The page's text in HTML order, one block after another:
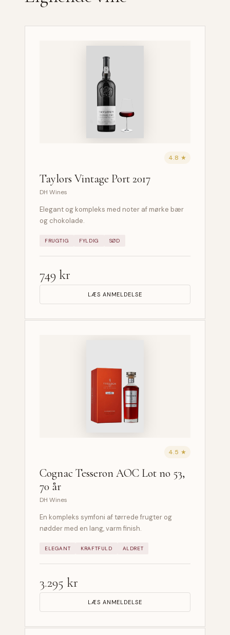
4.8 ★
Taylors Vintage Port 2017
DH Wines
Elegant og kompleks med noter af mørke bær
og chokolade.
FRUGTIG FYLDIG SØD
749 kr
LÆS ANMELDELSE
4.5 ★
Cognac Tesseron AOC Lot no 53,
70 år
DH Wines
En kompleks symfoni af tørrede frugter og
nødder med en lang, varm finish.
ELEGANT KRAFTFULD ALDRET
3.295 kr
LÆS ANMELDELSE